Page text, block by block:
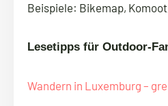
Beispiele: Bikemap,
Lesetipps für Outdoor-
Wandern in Luxemburg –